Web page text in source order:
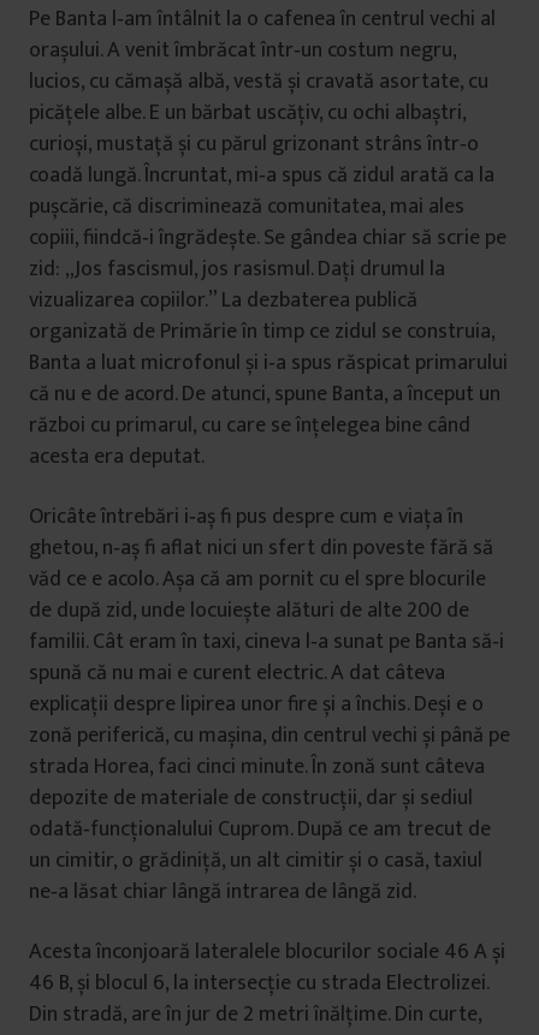
Pe Banta l‑am întâlnit la o cafenea în centrul vechi al
orașului. A venit îmbrăcat într‑un costum negru,
lucios, cu cămașă albă, vestă și cravată asortate, cu
picățele albe. E un bărbat uscățiv, cu ochi albaștri,
curioși, mustață și cu părul grizonant strâns într‑o
coadă lungă. Încruntat, mi‑a spus că zidul arată ca la
pușcărie, că discriminează comunitatea, mai ales
copiii, fiindcă‑i îngrădește. Se gândea chiar să scrie pe
zid: „Jos fascismul, jos rasismul. Dați drumul la
vizualizarea copiilor.” La dezbaterea publică
organizată de Primărie în timp ce zidul se construia,
Banta a luat microfonul și i‑a spus răspicat primarului
că nu e de acord. De atunci, spune Banta, a început un
război cu primarul, cu care se înțelegea bine când
acesta era deputat.
Oricâte întrebări i‑aș fi pus despre cum e viața în
ghetou, n‑aș fi aflat nici un sfert din poveste fără să
văd ce e acolo. Așa că am pornit cu el spre blocurile
de după zid, unde locuiește alături de alte 200 de
familii. Cât eram în taxi, cineva l‑a sunat pe Banta să‑i
spună că nu mai e curent electric. A dat câteva
explicații despre lipirea unor fire și a închis. Deși e o
zonă periferică, cu mașina, din centrul vechi și până pe
strada Horea, faci cinci minute. În zonă sunt câteva
depozite de materiale de construcții, dar și sediul
odată‑funcționalului Cuprom. După ce am trecut de
un cimitir, o grădiniță, un alt cimitir și o casă, taxiul
ne‑a lăsat chiar lângă intrarea de lângă zid.
Acesta înconjoară lateralele blocurilor sociale 46 A și
46 B, și blocul 6, la intersecție cu strada Electrolizei.
Din stradă, are în jur de 2 metri înălțime. Din curte,